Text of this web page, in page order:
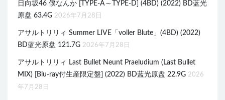
日向坂46 僕なんか [TYPE-A～TYPE-D] (4BD) (2022) BD蓝光
原盘 63.4G 2026年7月28日
アサルトリリィ Summer LIVE「voller Blute」(4BD) (2022)
BD蓝光原盘 121.7G 2026年7月28日
アサルトリリィ Last Bullet Neunt Praeludium (Last Bullet
MIX) [Blu-ray付生産限定盤] (2022) BD蓝光原盘 22.9G 2026
年7月28日